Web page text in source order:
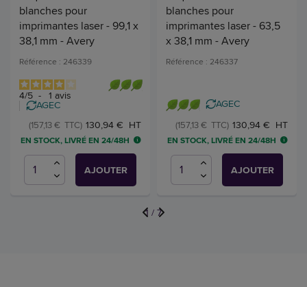
blanches pour
imprimantes laser - 99,1 x
38,1 mm - Avery
Référence : 246339
4/5 - 1 avis
AGEC
130,94 € HT
(157,13 € TTC)
EN STOCK, LIVRÉ EN 24/48H
AJOUTER
blanches pour
imprimantes laser - 63,5
x 38,1 mm - Avery
Référence : 246337
AGEC
130,94 € HT
(157,13 € TTC)
EN STOCK, LIVRÉ EN 24/48H
AJOUTER
1 / 7